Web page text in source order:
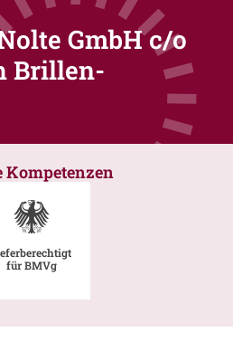
GmbH c/o
Brillen-
Kompetenzen
für BMVg